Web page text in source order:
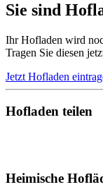
Sie sind
Ihr Hofladen wird
Tragen Sie diesen
Jetzt Hofladen
Hofladen teilen
Heimische